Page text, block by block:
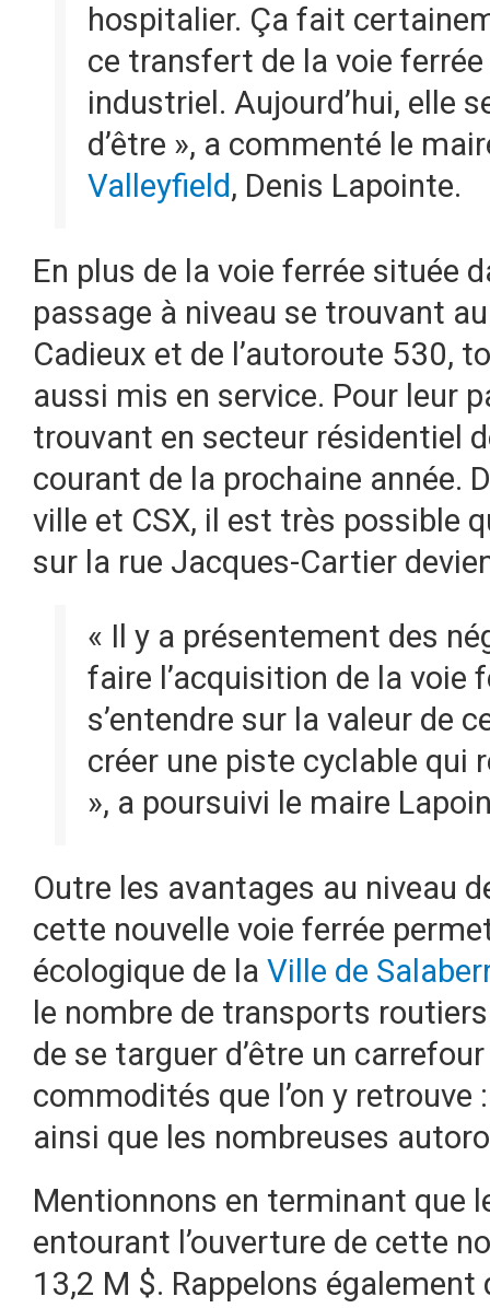
hospitalier. Ça fait
ce transfert de la voie
industriel. Aujourd’hui, elle
d’être », a commenté le
Valleyfield, Denis Lapointe.
En plus de la voie ferrée située
passage à niveau se trouvant
Cadieux et de l’autoroute 530,
aussi mis en service. Pour leur
trouvant en secteur résidentiel
courant de la prochaine année.
ville et CSX, il est très possible
sur la rue Jacques-Cartier
« Il y a présentement des
faire l’acquisition de la voie
s’entendre sur la valeur de
créer une piste cyclable qui
», a poursuivi le maire
Outre les avantages au niveau
cette nouvelle voie ferrée
écologique de la Ville de
le nombre de transports
de se targuer d’être un
commodités que l’on y
ainsi que les nombreuses
Mentionnons en terminant que
entourant l’ouverture de cette
13,2 M $. Rappelons